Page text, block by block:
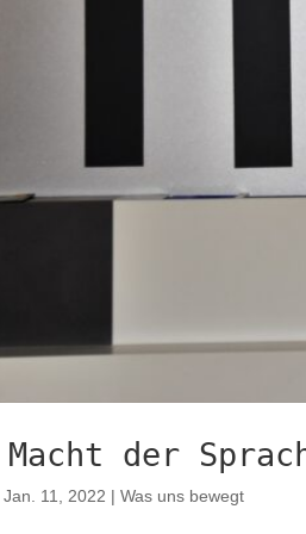
der
Jan. 11, 2022 |Was uns bewegt